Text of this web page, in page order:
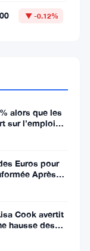
▼ -0.12%
alors que les
sur l’emploi
Euros pour
Après
Cook avertit
hausse des